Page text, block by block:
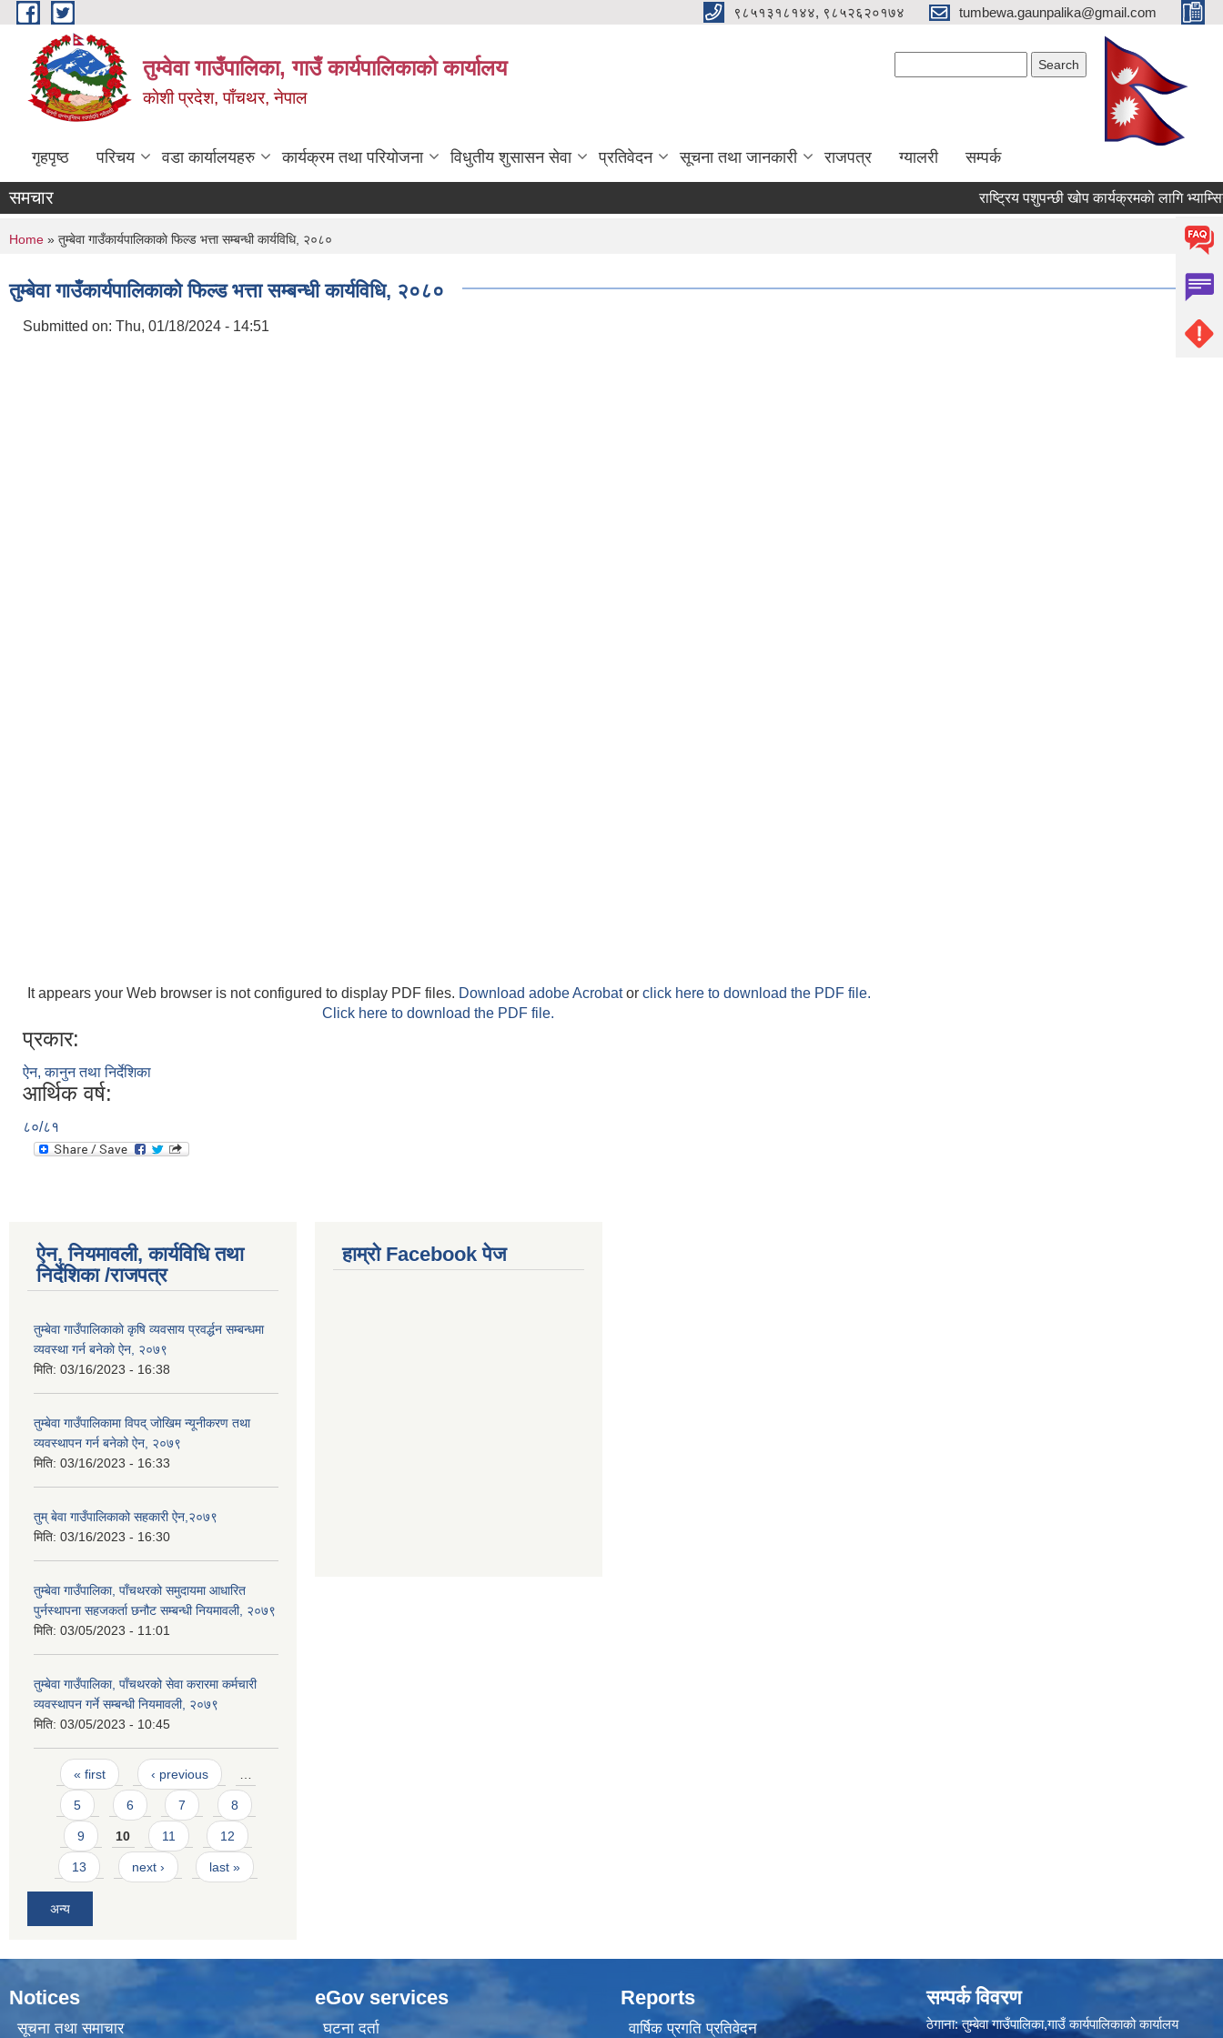
Skip to main content ९८५१३१८१४४, ९८५२६२०१७४ tumbewa.gaunpalika@gmail.com
तुम्वेवा गाउँपालिका, गाउँ कार्यपालिकाको कार्यालय
काेशी प्रदेश, पाँचथर, नेपाल
गृहपृष्ठ परिचय वडा कार्यालयहरु कार्यक्रम तथा परियोजना विधुतीय शुसासन सेवा प्रतिवेदन सूचना तथा जानकारी राजपत्र ग्यालरी सम्पर्क
समचार राष्ट्रिय पशुपन्छी खोप कार्यक्रमकाे लागि
You are here
Home » तुम्बेवा गाउँकार्यपालिकाकाे फिल्ड भत्ता सम्बन्धी कार्यविधि, २०८०
तुम्बेवा गाउँकार्यपालिकाकाे फिल्ड भत्ता सम्बन्धी कार्यविधि, २०८०
Submitted on: Thu, 01/18/2024 - 14:51
It appears your Web browser is not configured to display PDF files. Download adobe Acrobator click here to download the PDF file.
Click here to download the PDF file.
प्रकार:
ऐन, कानुन तथा निर्देशिका
आर्थिक वर्ष:
८०/८१
ऐन, नियमावली, कार्यविधि तथा
निर्देशिका /राजपत्र
तुम्बेवा गाउँपालिकाकाे कृषि व्यवसाय प्रवर्द्धन सम्बन्धमा
व्यवस्था गर्न बनेकाे ऐन, २०७९
मिति: 03/16/2023 - 16:38
तुम्बेवा गाउँपालिकामा विपद् जोखिम न्यूनीकरण तथा
व्यवस्थापन गर्न बनेको ऐन, २०७९
मिति: 03/16/2023 - 16:33
तुम् बेवा गाउँपालिकाको सहकारी ऐन,२०७९
मिति: 03/16/2023 - 16:30
तुम्बेवा गाउँपालिका, पाँचथरको समुदायमा आधारित
पुर्नस्थापना सहजकर्ता छनौट सम्बन्धी नियमावली, २०७९
मिति: 03/05/2023 - 11:01
तुम्बेवा गाउँपालिका, पाँचथरको सेवा करारमा कर्मचारी
व्यवस्थापन गर्ने सम्बन्धी नियमावली, २०७९
मिति: 03/05/2023 - 10:45
Pages
« first ‹ previous
5 6 7 8
9 10 11 12
13 next › last »
अन्य
हाम्राे Facebook पेज
Notices
सूचना तथा समाचार
eGov services
घटना दर्ता
Reports
वार्षिक प्रगति प्रतिवेदन
सम्पर्क विवरण
ठेगाना: तुम्बेवा गाउँपालिका,गाउँ कार्यपालिकाको कार्यालय